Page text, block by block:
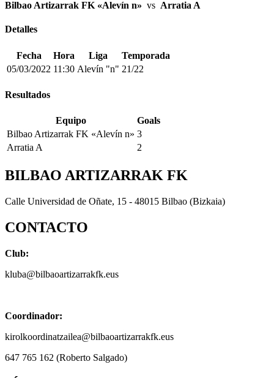
Bilbao Artizarrak FK «Alevín n» vs Arratia A
Detalles
Fecha Hora Liga
Temporada
05/03/2022 11:30 Alevín "n" 21/22
Resultados
Equipo
Goals
Bilbao Artizarrak FK «Alevín n» 3
Arratia A
2
BILBAO ARTIZARRAK FK
Calle Universidad de Oñate, 15 - 48015 Bilbao (Bizkaia)
CONTACTO
Club:
kluba@bilbaoartizarrakfk.eus
Coordinador:
kirolkoordinatzailea@bilbaoartizarrakfk.eus
647 765 162 (Roberto Salgado)